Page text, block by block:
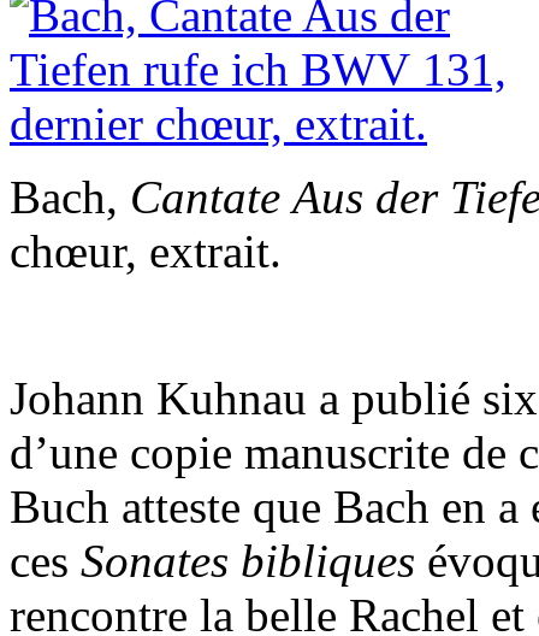
Bach, Cantate Aus der
chœur, extrait.
Johann Kuhnau a publié
d’une copie manuscrite de
Buch atteste que Bach en
ces Sonates bibliques
rencontre la belle Rachel